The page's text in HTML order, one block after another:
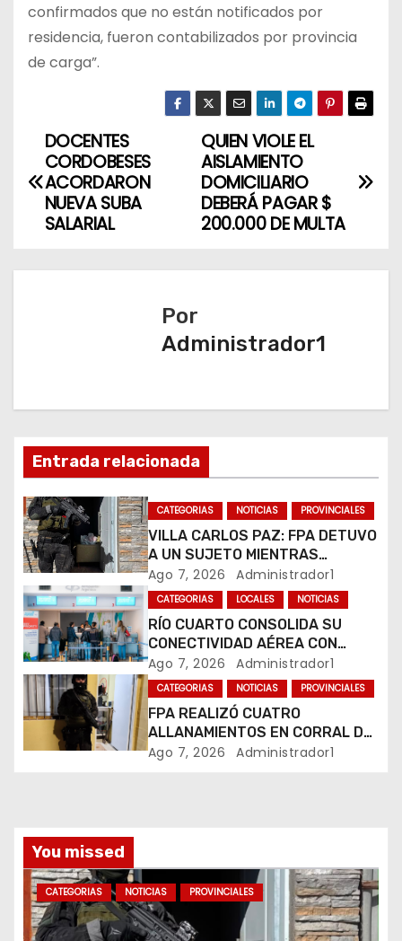
confirmados que no están notificados por
residencia, fueron contabilizados por provincia
de carga”.
N
a
e
i
ó
n
d
e
e
n
t
r
a
a
s
QUIEN VIOLE EL
AISLAMIENTO
DOMICILIARIO
DEBERÁ PAGAR $
200.000 DE MULTA
DOCENTES
CORDOBESES
ACORDARON
NUEVA SUBA
SALARIAL
Por
Administrador1
Entrada relacionada
CATEGORIAS NOTICIAS PROVINCIALES
VILLA CARLOS PAZ: FPA DETUVO
A UN SUJETO MIENTRAS
COMERCIALIZABA COCAÍNA Y
MARIHUANA EN UNA PLAZA
Ago 7, 2026 Administrador1
CATEGORIAS LOCALES NOTICIAS
RÍO CUARTO CONSOLIDA SU
CONECTIVIDAD AÉREA CON
CUATRO VUELOS SEMANALES A
BUENOS AIRES
Ago 7, 2026 Administrador1
CATEGORIAS NOTICIAS PROVINCIALES
FPA REALIZÓ CUATRO
ALLANAMIENTOS EN CORRAL DE
BUSTOS-IFFLINGER
Ago 7, 2026 Administrador1
You missed
CATEGORIAS NOTICIAS PROVINCIALES